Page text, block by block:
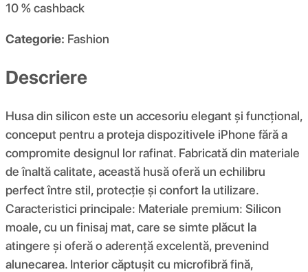
10 %cashback
Categorie: Fashion
Descriere
Husa din silicon este un accesoriu elegant și funcțional,
conceput pentru a proteja dispozitivele iPhone fără a
compromite designul lor rafinat. Fabricată din materiale
de înaltă calitate, această husă oferă un echilibru
perfect între stil, protecție și confort la utilizare.
Caracteristici principale: Materiale premium: Silicon
moale, cu un finisaj mat, care se simte plăcut la
atingere și oferă o aderență excelentă, prevenind
alunecarea. Interior căptușit cu microfibră fină,